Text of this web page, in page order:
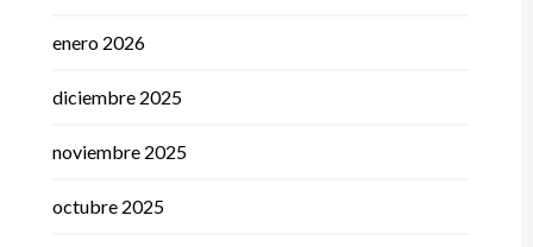
enero 2026
diciembre 2025
noviembre 2025
octubre 2025